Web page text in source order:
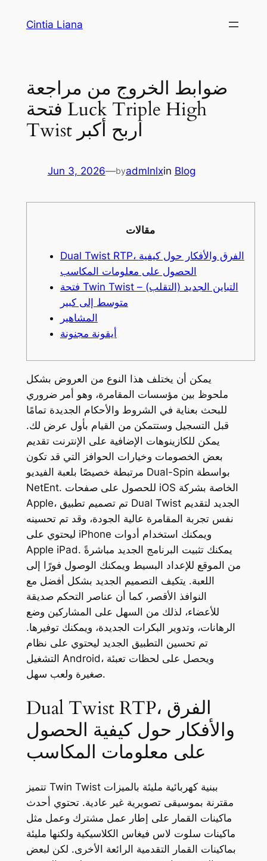
Cintia Liana
ضوابط الخروج من مراجعة
فتحة Luck Triple High
Twist اربح أكبر
Jun 3, 2026—byadmlnlxin Blog
مقالات
Dual Twist RTP، الفرق والأفكار حول كيفية
الحصول على معلومات المكاسب
فتحة Twin Twist – التباين الجديد (التقلب)
متوسط إلى كبير
المشاهير
أيقونة مجنونة
يمكن أن يختلف هذا النوع من العروض بشكل
ملحوظ بين مؤسسات المقامرة، وهو أمر ضروري
للبحث بعناية في الشروط والأحكام الجديدة تمامًا
قبل التسجيل وستتمكن من القيام بأول عرض لك.
يمكن للكازينوهات الإضافية على الإنترنت تقديم
بعض الخصومات وخيارات الحوافز التي قد تكون
مرتبطة خصيصًا بلعبة الفيديو Dual-Spin بواسطة
NetEnt. للحصول على صفحات iOS الخاصة بشركة
Apple، تم تصميم تطبيق Dual Twist الجديد لتقديم
نفس تجربة المقامرة عالية الجودة، وقد تم تحسينه
ليحتوي على iPhone ويمكنك استخدام أدوات
Apple iPad. يمكنك تثبيت البرنامج الجديد مباشرةً
من الموقع للإعداد البسيط ويمكنك الوصول فورًا إلى
اللعبة. يتكيف التصميم الجديد بشكل أفضل مع
النوافذ الأقصر، كما أن عناصر التحكم صديقة
للأعضاء، لذلك من السهل على المشاركين وضع
الرهانات، وتدوير البكرات الجديدة، ويمكنك توفيرها.
تم تحسين التطبيق الجديد ليحتوي على نظام
التشغيل Android، ويحصل على لحظات تعبئة
صغيرة ولعب سهل.
Dual Twist RTP، الفرق
والأفكار حول كيفية الحصول
على معلومات المكاسب
تتميز Twin Twist ببنية كهربائية مليئة بالميزات
مقترنة بموسيقى تصويرية غير عادية. تحتوي أحدث
ماكينات القمار على إطار عمل مشترك وعمل مثل
ماكينات سلوت لاس فيغاس الكلاسيكية ولكنها مليئة
بماكينات القمار التقدمية الرائعة الأخرى. لكن لبعض